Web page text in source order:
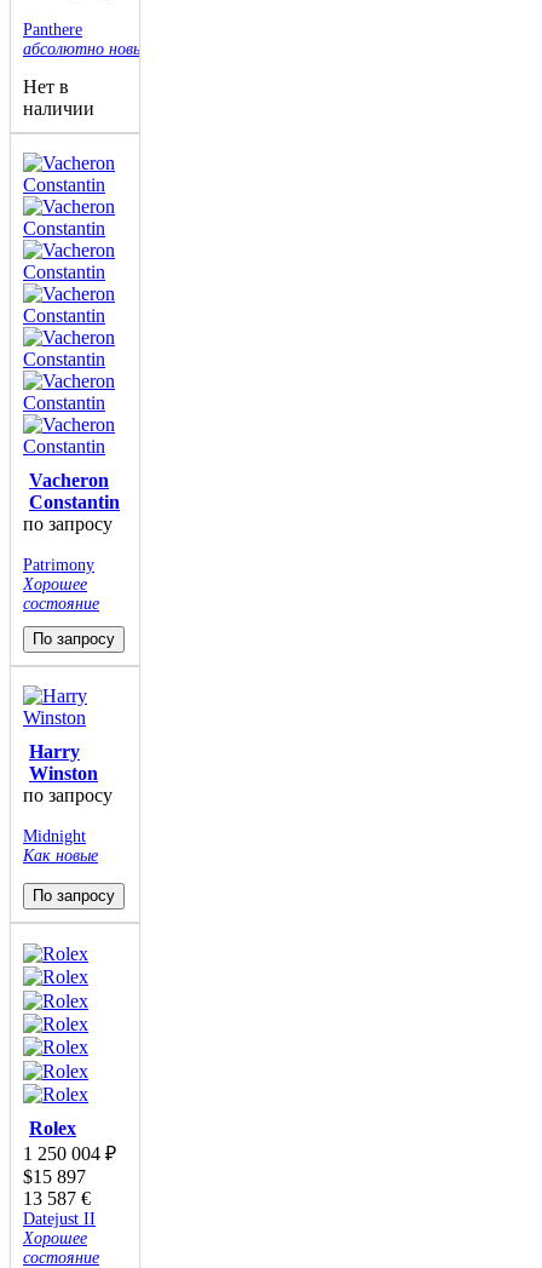
Panthere
абсолютно новые
Нет в
наличии
Vacheron
Constantin
по запросу
Patrimony
Хорошее
состояние
По запросу
Harry
Winston
по запросу
Midnight
Как новые
По запросу
Rolex
1 250 004 ₽
$15 897
13 587 €
Datejust II
Хорошее
состояние